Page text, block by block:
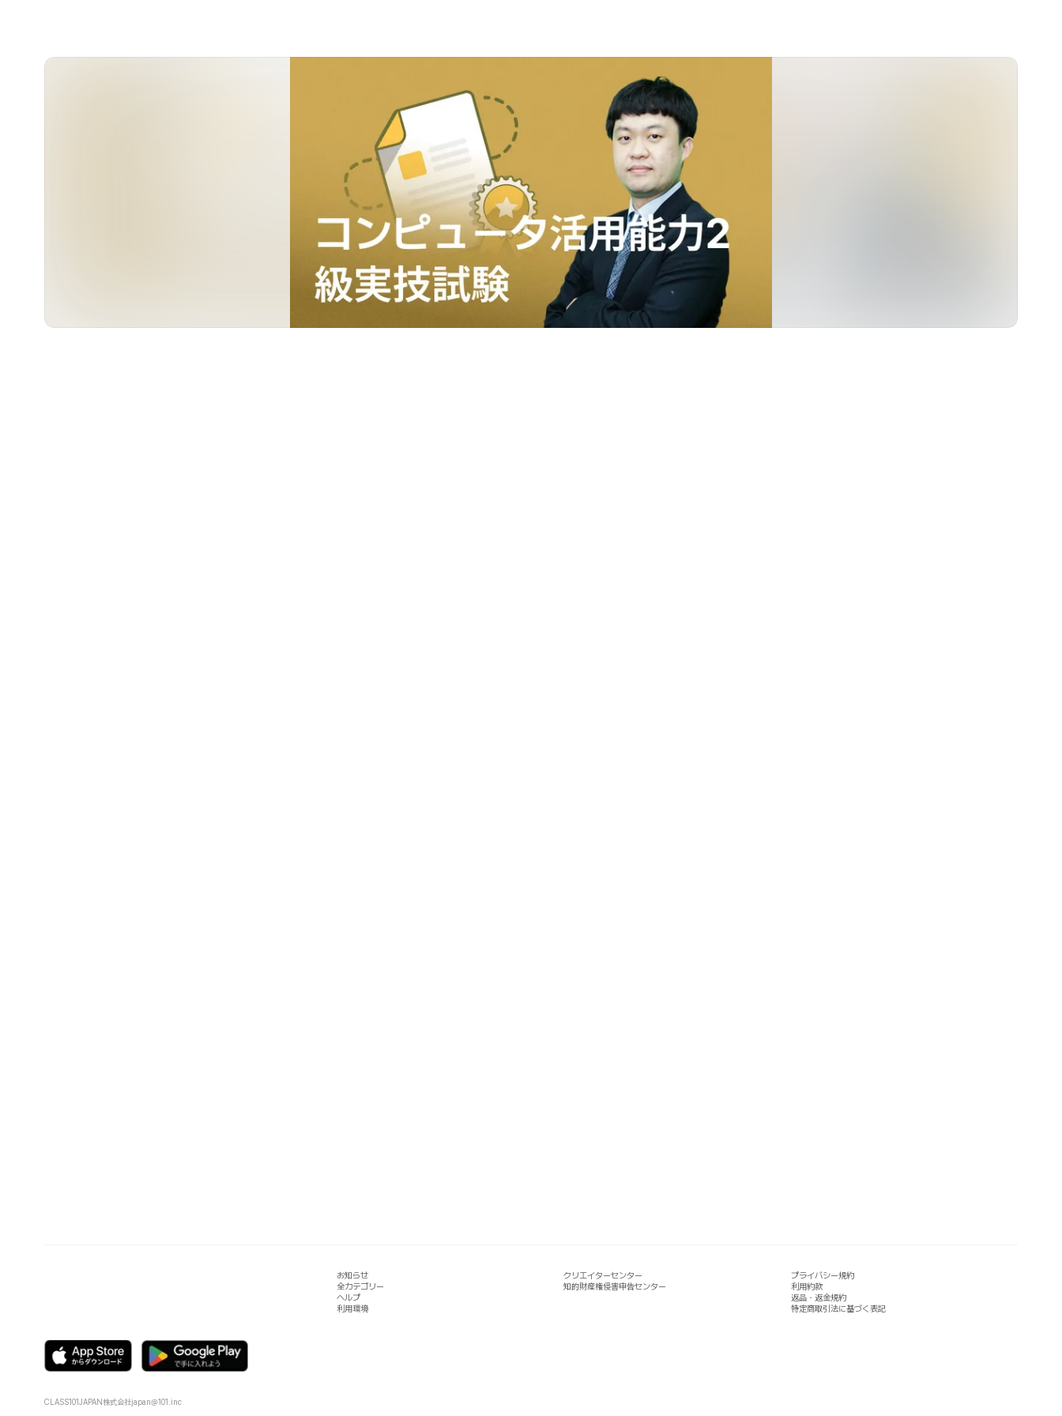
お知らせ
全カテゴリー
ヘルプ
利用環境
クリエイターセンター
知的財産権侵害申告センター
プライバシー規約
利用約款
返品・返金規約
特定商取引法に基づく表記
CLASS101JAPAN株式会社japan@101.inc